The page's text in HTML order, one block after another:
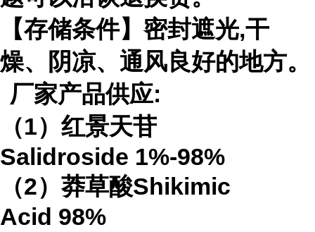
【存储条件】密封遮光,干
燥、阴凉、通风良好的地方。
厂家产品供应:
（1）红景天苷
Salidroside 1%-98%
（2）莽草酸Shikimic
Acid 98%